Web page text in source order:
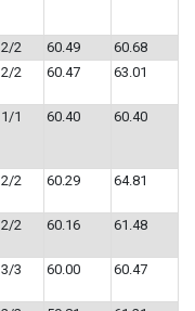
2/2 60.49
60.68
2/2 60.47 63.01
1/1 60.40 60.40
2/2 60.29 64.81
2/2 60.16 61.48
3/3 60.00 60.47